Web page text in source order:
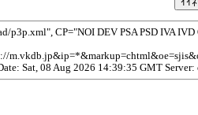
p3p.xml", CP="NOI DEV PSA PSD IVA
Sat, 08 Aug 2026 14:39:35 GMT